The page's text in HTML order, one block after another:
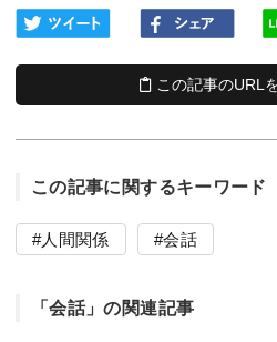
この記事のURL
この記事に関するキーワード
人間関係 会話
「会話」の関連記事